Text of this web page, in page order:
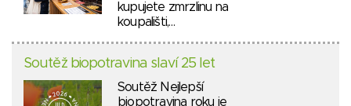
kupujete zmrzlinu na
koupališti,…
Soutěž biopotravina slaví 25 let
Soutěž Nejlepší
biopotravina roku je